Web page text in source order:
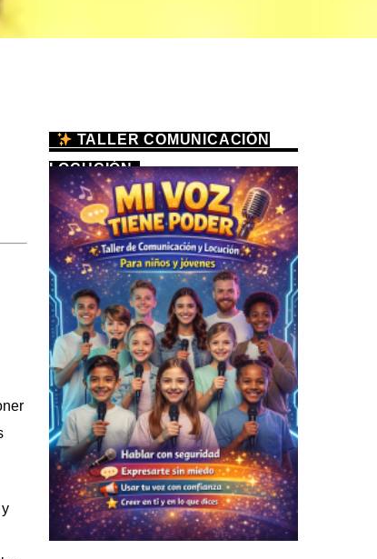
TALLER COMUNICACIÓN
LOCUCIÓN